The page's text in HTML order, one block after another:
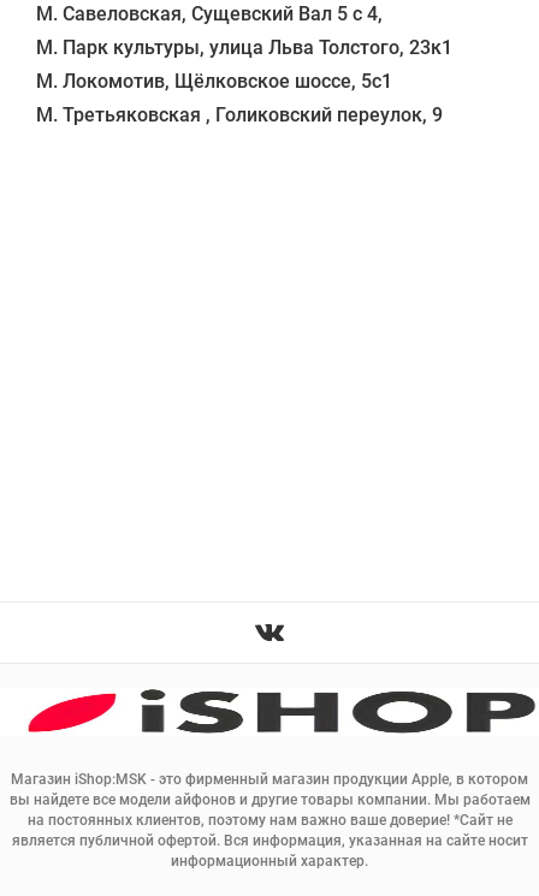
Магазин iShop:MSK - это фирменный магазин продукции Apple, в котором
вы найдете все модели айфонов и другие товары компании. Мы работаем
на постоянных клиентов, поэтому нам важно ваше доверие! *Сайт не
является публичной офертой. Вся информация, указанная на сайте носит
информационный характер.
М. Савеловская, Сущевский Вал 5 с 4,
М. Парк культуры, улица Льва Толстого, 23к1
М. Локомотив, Щёлковское шоссе, 5с1